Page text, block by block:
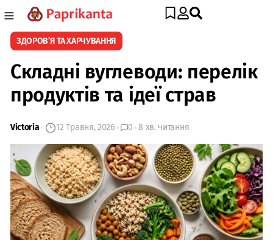
ЗДОРОВ’Я ТА ХАРЧУВАННЯ
Складні вуглеводи: перелік
продуктів та ідеї страв
Victoria 12 Травня, 2026 0 8 хв. читання